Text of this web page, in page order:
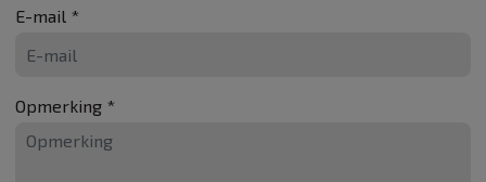
E-mail *
Opmerking *